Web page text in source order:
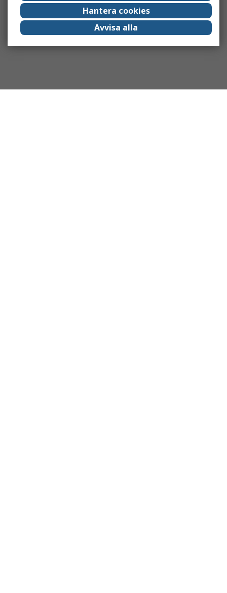
Hantera cookies
Avvisa alla